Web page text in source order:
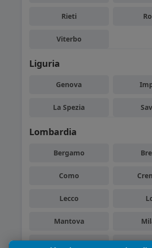
Rieti
Viterbo
Liguria
Genova
La Spezia
Lombardia
Bergamo
Como
Lecco
Mantova
Monza e Brianza